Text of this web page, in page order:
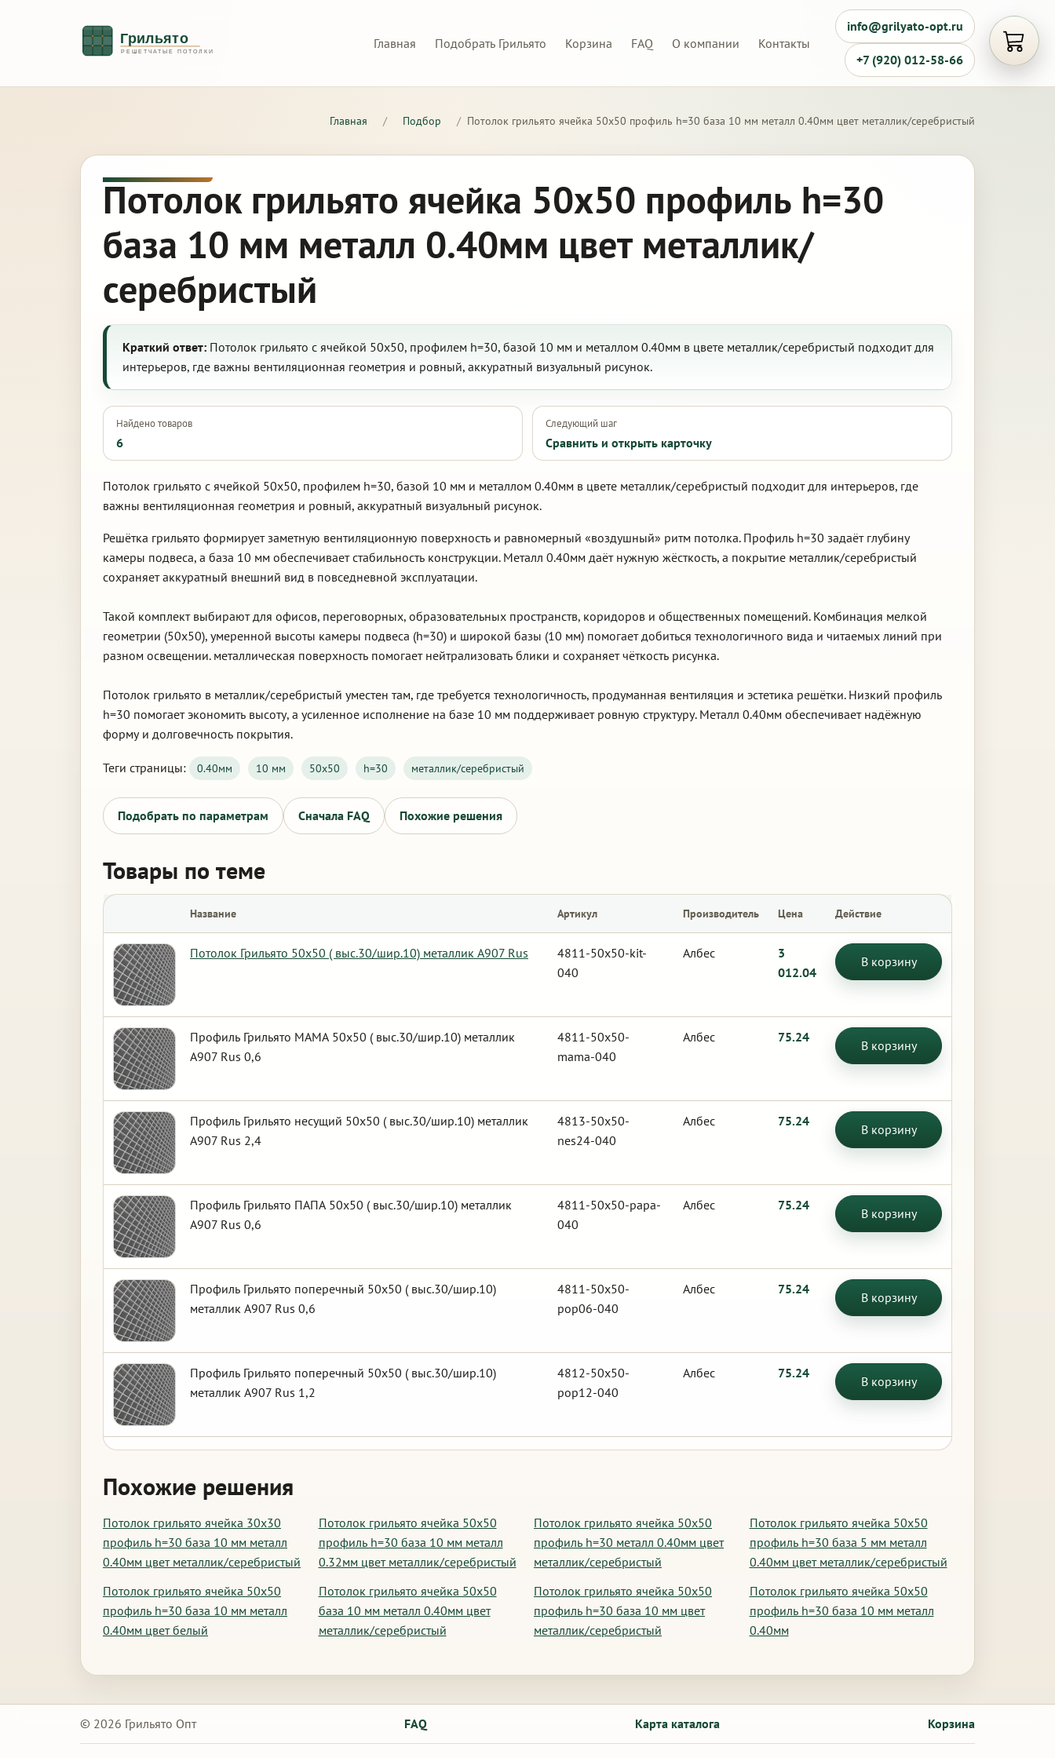
Главная Подобрать Грильято Корзина FAQ О компании Контакты
info@grilyato-opt.ru
+7 (920) 012-58-66
Главная / Подбор / Потолок грильято ячейка 50х50 профиль h=30 база 10 мм металл 0.40мм цвет металлик/серебристый
Потолок грильято ячейка 50х50 профиль h=30
база 10 мм металл 0.40мм цвет металлик/
серебристый
Краткий ответ: Потолок грильято с ячейкой 50х50, профилем h=30, базой 10 мм и металлом 0.40мм в цвете металлик/серебристый подходит для
интерьеров, где важны вентиляционная геометрия и ровный, аккуратный визуальный рисунок.
Найдено товаров
6
Следующий шаг
Сравнить и открыть карточку
Потолок грильято с ячейкой 50х50, профилем h=30, базой 10 мм и металлом 0.40мм в цвете металлик/серебристый подходит для интерьеров, где
важны вентиляционная геометрия и ровный, аккуратный визуальный рисунок.
Решётка грильято формирует заметную вентиляционную поверхность и равномерный «воздушный» ритм потолка. Профиль h=30 задаёт глубину
камеры подвеса, а база 10 мм обеспечивает стабильность конструкции. Металл 0.40мм даёт нужную жёсткость, а покрытие металлик/серебристый
сохраняет аккуратный внешний вид в повседневной эксплуатации.
Такой комплект выбирают для офисов, переговорных, образовательных пространств, коридоров и общественных помещений. Комбинация мелкой
геометрии (50х50), умеренной высоты камеры подвеса (h=30) и широкой базы (10 мм) помогает добиться технологичного вида и читаемых линий при
разном освещении. металлическая поверхность помогает нейтрализовать блики и сохраняет чёткость рисунка.
Потолок грильято в металлик/серебристый уместен там, где требуется технологичность, продуманная вентиляция и эстетика решётки. Низкий профиль
h=30 помогает экономить высоту, а усиленное исполнение на базе 10 мм поддерживает ровную структуру. Металл 0.40мм обеспечивает надёжную
форму и долговечность покрытия.
Теги страницы: 0.40мм 10 мм 50х50 h=30 металлик/серебристый
Подобрать по параметрам Сначала FAQ Похожие решения
Товары по теме
Название Артикул Производитель Цена Действие
Потолок Грильято 50х50 ( выс.30/шир.10) металлик А907 Rus
4811-50x50-kit-
040
Албес
3
012.04
В корзину
Профиль Грильято МАМА 50х50 ( выс.30/шир.10) металлик
А907 Rus 0,6
4811-50x50-
mama-040
Албес 75.24
В корзину
Профиль Грильято несущий 50х50 ( выс.30/шир.10) металлик
А907 Rus 2,4
4813-50x50-
nes24-040
Албес 75.24
В корзину
Профиль Грильято ПАПА 50х50 ( выс.30/шир.10) металлик
А907 Rus 0,6
4811-50x50-papa-
040
Албес 75.24
В корзину
Профиль Грильято поперечный 50х50 ( выс.30/шир.10)
металлик А907 Rus 0,6
4811-50x50-
pop06-040
Албес 75.24
В корзину
Профиль Грильято поперечный 50х50 ( выс.30/шир.10)
металлик А907 Rus 1,2
4812-50x50-
pop12-040
Албес 75.24
В корзину
Похожие решения
Потолок грильято ячейка 30х30
профиль h=30 база 10 мм металл
0.40мм цвет металлик/серебристый
Потолок грильято ячейка 50х50
профиль h=30 база 10 мм металл
0.32мм цвет металлик/серебристый
Потолок грильято ячейка 50х50
профиль h=30 металл 0.40мм цвет
металлик/серебристый
Потолок грильято ячейка 50х50
профиль h=30 база 5 мм металл
0.40мм цвет металлик/серебристый
Потолок грильято ячейка 50х50
профиль h=30 база 10 мм металл
0.40мм цвет белый
Потолок грильято ячейка 50х50
база 10 мм металл 0.40мм цвет
металлик/серебристый
Потолок грильято ячейка 50х50
профиль h=30 база 10 мм цвет
металлик/серебристый
Потолок грильято ячейка 50х50
профиль h=30 база 10 мм металл
0.40мм
© 2026 Грильято Опт FAQ Карта каталога Корзина
Открыть